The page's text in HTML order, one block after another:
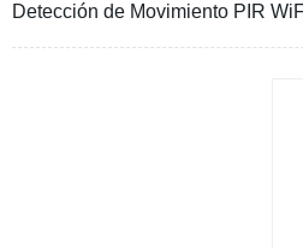
Detección de Movimiento PIR